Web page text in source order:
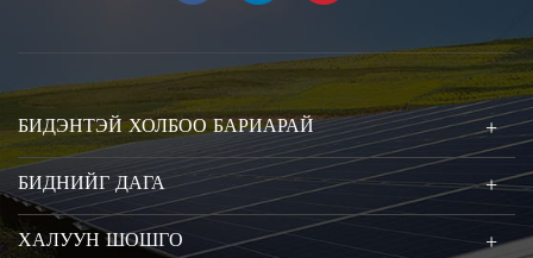
БИДЭНТЭЙ ХОЛБОО БАРИАРАЙ
БИДНИЙГ ДАГА
ХАЛУУН ШОШГО